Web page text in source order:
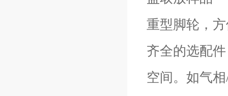
重型脚轮，
齐全的选配
空间。如气